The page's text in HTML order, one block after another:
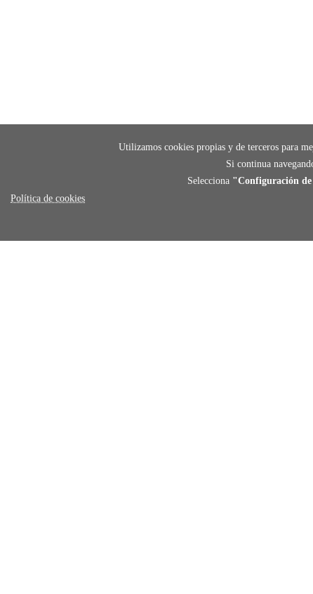
Utilizamos cookies propias y de terceros para
Si continua
Selecciona "Configuración de
Política de cookies